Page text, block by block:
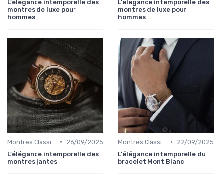
L'élégance intemporelle des
montres de luxe pour
hommes
L'élégance intemporelle des
montres de luxe pour
hommes
•
26/09/2025
L'élégance intemporelle des
montres jantes
•
22/09/2025
L'élégance intemporelle du
bracelet Mont Blanc